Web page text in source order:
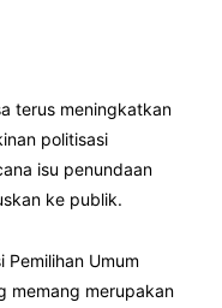
terus meningkatkan
politisasi
isu penundaan
ke publik.
Umum
memang merupakan